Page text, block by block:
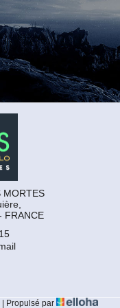
MORTES
FRANCE
Propulsé par